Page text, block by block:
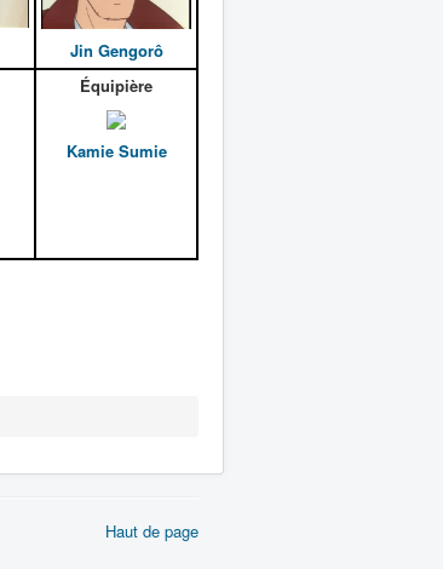
Jin Gengorô
Équipière
Kamie Sumie
Haut de page